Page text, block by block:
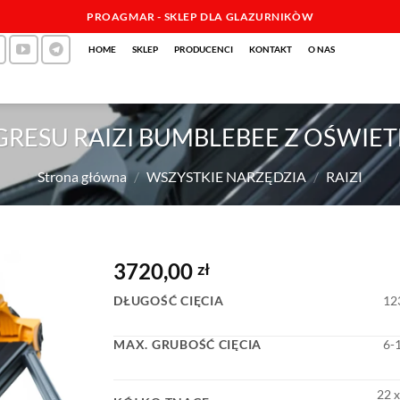
PROAGMAR - SKLEP DLA GLAZURNIKÒW
HOME SKLEP PRODUCENCI KONTAKT O NAS
RAIZI BUMBLEBEE Z
Strona główna / WSZYSTKIE NARZĘDZIA / RAIZI
3720,00zł
DŁUGOŚĆ CIĘCIA
MAX. GRUBOŚĆ CIĘCIA 6-
22